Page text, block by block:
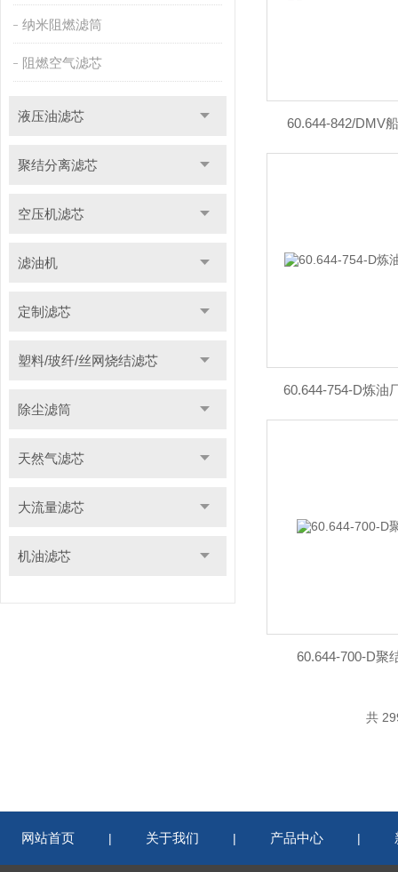
纳米阻燃滤筒
阻燃空气滤芯
液压油滤芯
聚结分离滤芯
空压机滤芯
滤油机
定制滤芯
塑料/玻纤/丝网烧结滤芯
除尘滤筒
天然气滤芯
大流量滤芯
机油滤芯
60.644-842/DMV
60.644-754-D炼油
60.644-700-D聚
共
网站首页 | 关于我们 | 产品中心 |